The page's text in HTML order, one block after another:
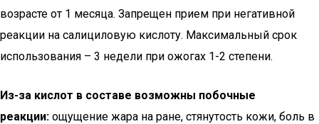
возрасте от 1 месяца. Запрещен прием при негативной
реакции на салициловую кислоту. Максимальный срок
использования – 3 недели при ожогах 1-2 степени.
Из-за кислот в составе возможны побочные
реакции: ощущение жара на ране, стянутость кожи, боль в